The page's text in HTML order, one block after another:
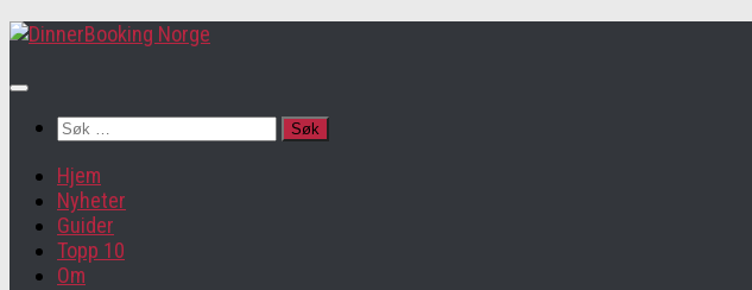
Søk
Hjem
Nyheter
Guider
Topp 10
Om